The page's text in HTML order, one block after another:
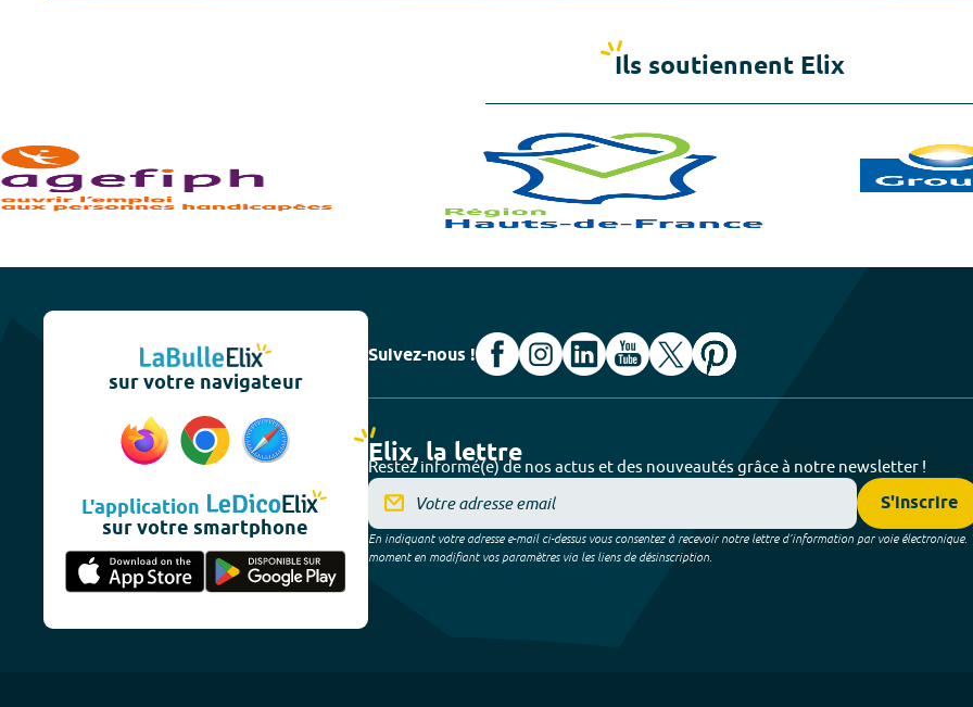
Ils soutiennent Elix
sur votre navigateur
L'application
sur votre smartphone
Suivez-nous !
Elix, la lettre
Restez informé(e) de nos actus et des nouveautés grâce à notre newsletter !
S'inscrire
En indiquant votre adresse e-mail ci-dessus vous consentez à recevoir notre lettre d’information par voie électronique.
moment en modifiant vos paramètres via les liens de désinscription.